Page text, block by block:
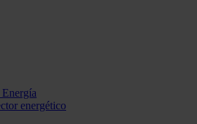
energético